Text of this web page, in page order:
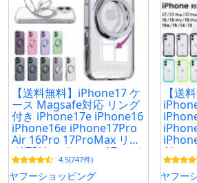
【送料無料】iPhone17 ケ
ース Magsafe対応 リング
付き iPhone17e iPhone16
iPhone16e iPhone17Pro
Air 16Pro 17ProMax リン
グ TPU アイフォン17 アイ
フォン17e アイフォン16
4.5(747件)
ヤフーショッピング
【送
Air ケ
ス ス
衝撃
ヤフー